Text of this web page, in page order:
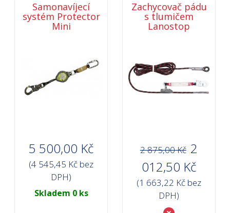
Samonavíjecí
systém Protector
Mini
5 500,00 Kč
(4 545,45 Kč bez
DPH)
Skladem 0 ks
Zachycovač pádu
s tlumičem
Lanostop
2 875,00 Kč 2
012,50 Kč
(1 663,22 Kč bez
DPH)